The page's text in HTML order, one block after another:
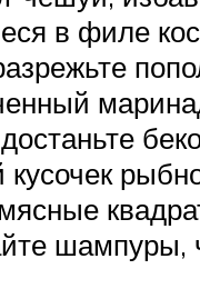
в филе
шампуры,